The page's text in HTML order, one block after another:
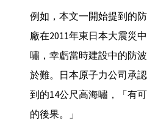
例如，本文一開始提到的
廠在2011年東日本大震災
嘯，幸虧當時建設中的防
於難。日本原子力公司承
到的14公尺高海嘯，「有
的後果。」